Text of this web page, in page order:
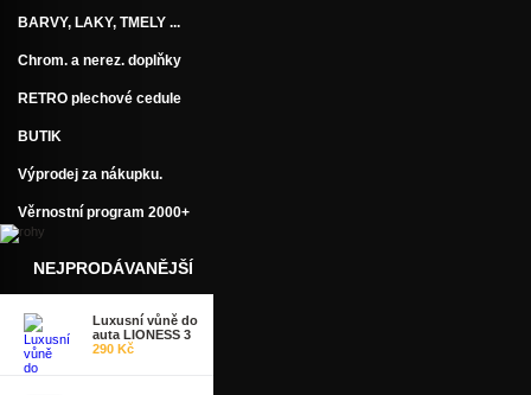
BARVY, LAKY, TMELY ...
Chrom. a nerez. doplňky
RETRO plechové cedule
BUTIK
Výprodej za nákupku.
Věrnostní program 2000+
NEJPRODÁVANĚJŠÍ
Luxusní vůně do
auta LIONESS 3
290 Kč